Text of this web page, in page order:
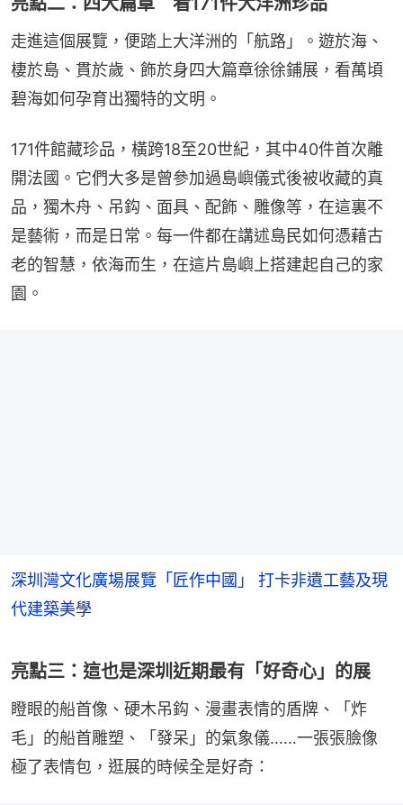
走進這個展覽，便踏上大洋洲的「航路」。遊於海、
棲於島、貫於歲、飾於身四大篇章徐徐鋪展，看萬頃
碧海如何孕育出獨特的文明。
171件館藏珍品，橫跨18至20世紀，其中40件首次離
開法國。它們大多是曾參加過島嶼儀式後被收藏的真
品，獨木舟、吊鈎、面具、配飾、雕像等，在這裏不
是藝術，而是日常。每一件都在講述島民如何憑藉古
老的智慧，依海而生，在這片島嶼上搭建起自己的家
園。
深圳灣文化廣場展覽「匠作中國」 打卡非遺工藝及現
代建築美學
亮點三：這也是深圳近期最有「好奇心」的展
瞪眼的船首像、硬木吊鈎、漫畫表情的盾牌、「炸
毛」的船首雕塑、「發呆」的氣象儀……一張張臉像
極了表情包，逛展的時候全是好奇：